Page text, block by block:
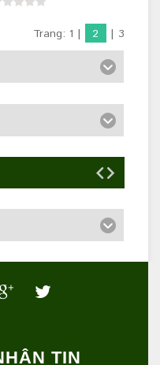
Trang: 1 | 2 | 3
TIN